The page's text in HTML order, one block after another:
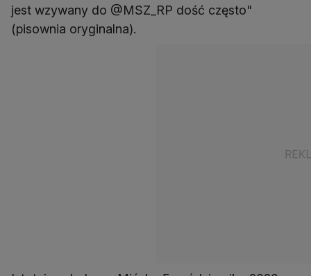
jest wzywany do @MSZ_RP dość często"
(pisownia oryginalna).